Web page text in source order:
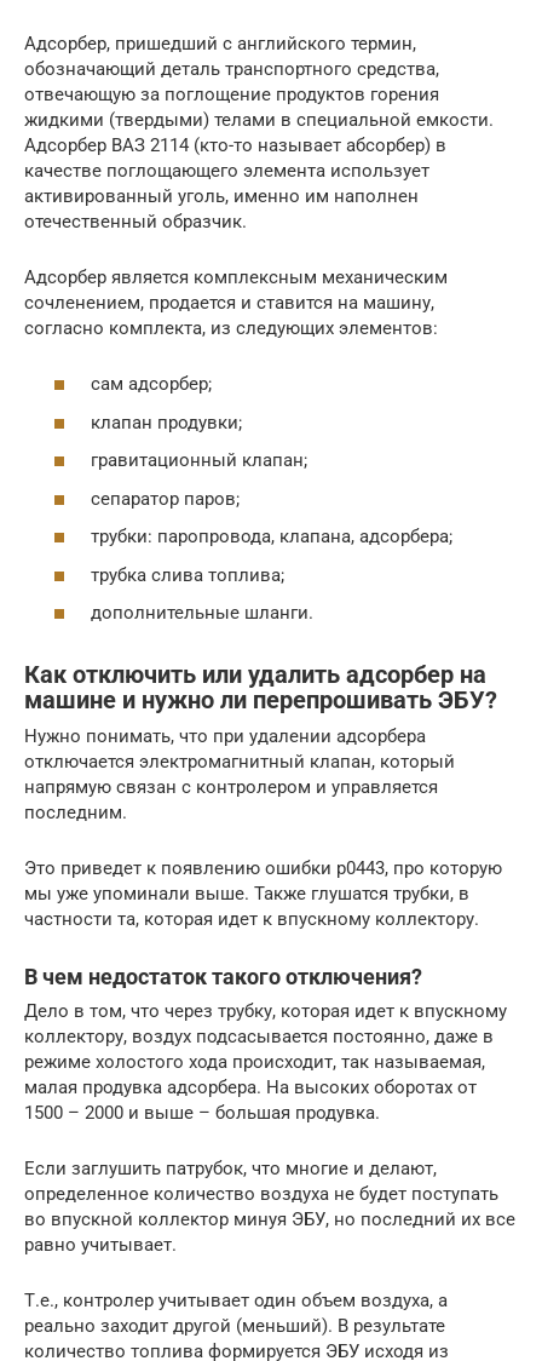
Адсорбер, пришедший с английского термин,
обозначающий деталь транспортного средства,
отвечающую за поглощение продуктов горения
жидкими (твердыми) телами в специальной емкости.
Адсорбер ВАЗ 2114 (кто-то называет абсорбер) в
качестве поглощающего элемента использует
активированный уголь, именно им наполнен
отечественный образчик.
Адсорбер является комплексным механическим
сочленением, продается и ставится на машину,
согласно комплекта, из следующих элементов:
сам адсорбер;
клапан продувки;
гравитационный клапан;
сепаратор паров;
трубки: паропровода, клапана, адсорбера;
трубка слива топлива;
дополнительные шланги.
Как отключить или удалить адсорбер на
машине и нужно ли перепрошивать ЭБУ?
Нужно понимать, что при удалении адсорбера
отключается электромагнитный клапан, который
напрямую связан с контролером и управляется
последним.
Это приведет к появлению ошибки p0443, про которую
мы уже упоминали выше. Также глушатся трубки, в
частности та, которая идет к впускному коллектору.
В чем недостаток такого отключения?
Дело в том, что через трубку, которая идет к впускному
коллектору, воздух подсасывается постоянно, даже в
режиме холостого хода происходит, так называемая,
малая продувка адсорбера. На высоких оборотах от
1500 – 2000 и выше – большая продувка.
Если заглушить патрубок, что многие и делают,
определенное количество воздуха не будет поступать
во впускной коллектор минуя ЭБУ, но последний их все
равно учитывает.
Т.е., контролер учитывает один объем воздуха, а
реально заходит другой (меньший). В результате
количество топлива формируется ЭБУ исходя из